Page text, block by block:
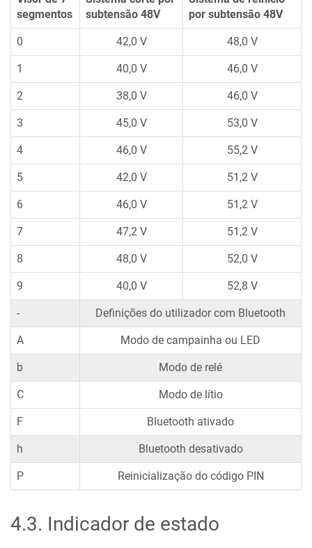
segmentos
subtensão 48V
por subtensão 48V
0 42,0 V 48,0 V
1 40,0 V 46,0 V
2 38,0 V 46,0 V
3 45,0 V 53,0 V
4 46,0 V 55,2 V
5 42,0 V 51,2 V
6 46,0 V 51,2 V
7 47,2 V 51,2 V
8 48,0 V 52,0 V
9 40,0 V 52,8 V
- Definições do utilizador com Bluetooth
A Modo de campainha ou LED
b Modo de relé
C Modo de lítio
F Bluetooth ativado
h Bluetooth desativado
P Reinicialização do código PIN
4.3. Indicador de estado